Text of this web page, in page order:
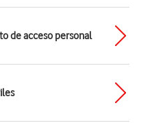
de acceso personal